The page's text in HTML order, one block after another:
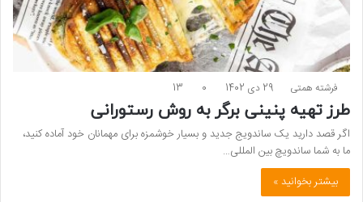
فرشته همتی 29 دی 1402 0
13
طرز تهیه پنینی برگر به روش رستورانی
اگر قصد دارید یک ساندویج جدید و بسیار خوشمزه برای مهمانان خود آماده کنید،
ما به شما ساندویچ بین المللی…
بیشتر بخوانید »